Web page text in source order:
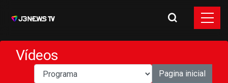
Vídeos
Pagina inicial